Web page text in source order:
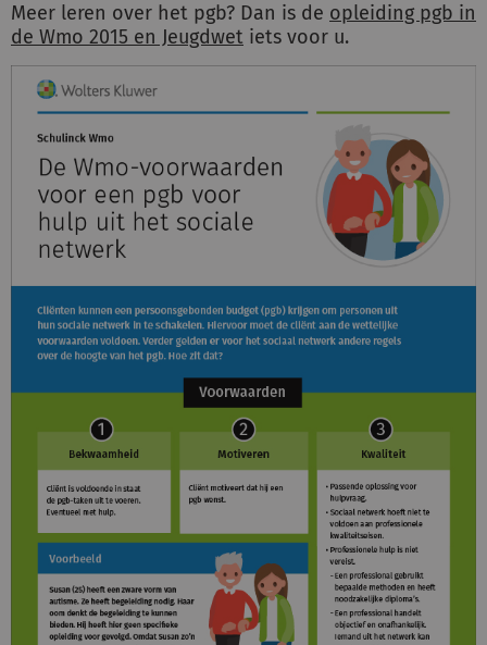
Meer leren over het pgb? Dan is de opleiding pgb in
de Wmo 2015 en Jeugdwet iets voor u.